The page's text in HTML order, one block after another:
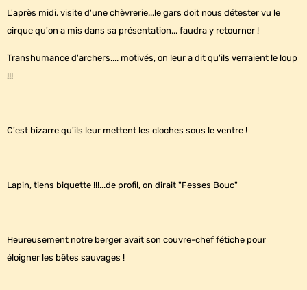
L'après midi, visite d'une chèvrerie...le gars doit nous détester vu le
cirque qu'on a mis dans sa présentation... faudra y retourner !
Transhumance d'archers.... motivés, on leur a dit qu'ils verraient le loup
!!!
C'est bizarre qu'ils leur mettent les cloches sous le ventre !
Lapin, tiens biquette !!!...de profil, on dirait "Fesses Bouc"
Heureusement notre berger avait son couvre-chef fétiche pour
éloigner les bêtes sauvages !